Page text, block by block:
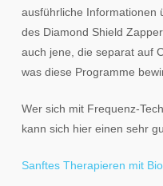
ausführliche Informationen
des Diamond Shield
auch jene, die separat auf
was diese Programme
Wer sich mit Frequenz-
kann sich hier einen sehr
Sanftes Therapieren mit